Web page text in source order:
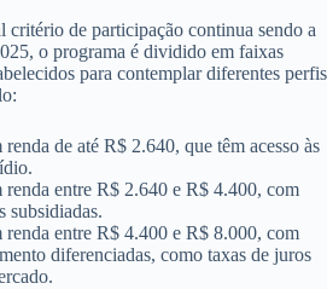
critério de participação continua sendo a
o programa é dividido em faixas
para contemplar diferentes perfis
de até R$ 2.640, que têm acesso às
entre R$ 2.640 e R$ 4.400, com
subsidiadas.
entre R$ 4.400 e R$ 8.000, com
diferenciadas, como taxas de juros